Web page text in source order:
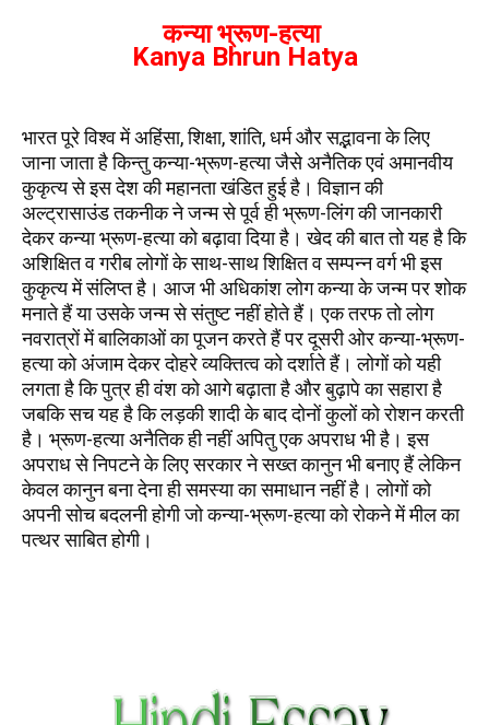
कन्या भ्रूण-हत्या
Kanya Bhrun Hatya
भारत पूरे विश्व में अहिंसा, शिक्षा, शांति, धर्म और सद्भावना के लिए
जाना जाता है किन्तु कन्या-भ्रूण-हत्या जैसे अनैतिक एवं अमानवीय
कुकृत्य से इस देश की महानता खंडित हुई है। विज्ञान की
अल्ट्रासाउंड तकनीक ने जन्म से पूर्व ही भ्रूण-लिंग की जानकारी
देकर कन्या भ्रूण-हत्या को बढ़ावा दिया है। खेद की बात तो यह है कि
अशिक्षित व गरीब लोगों के साथ-साथ शिक्षित व सम्पन्न वर्ग भी इस
कुकृत्य में संलिप्त है। आज भी अधिकांश लोग कन्या के जन्म पर शोक
मनाते हैं या उसके जन्म से संतुष्ट नहीं होते हैं। एक तरफ तो लोग
नवरात्रों में बालिकाओं का पूजन करते हैं पर दूसरी ओर कन्या-भ्रूण-
हत्या को अंजाम देकर दोहरे व्यक्तित्व को दर्शाते हैं। लोगों को यही
लगता है कि पुत्र ही वंश को आगे बढ़ाता है और बुढ़ापे का सहारा है
जबकि सच यह है कि लड़की शादी के बाद दोनों कुलों को रोशन करती
है। भ्रूण-हत्या अनैतिक ही नहीं अपितु एक अपराध भी है। इस
अपराध से निपटने के लिए सरकार ने सख्त कानुन भी बनाए हैं लेकिन
केवल कानुन बना देना ही समस्या का समाधान नहीं है। लोगों को
अपनी सोच बदलनी होगी जो कन्या-भ्रूण-हत्या को रोकने में मील का
पत्थर साबित होगी।